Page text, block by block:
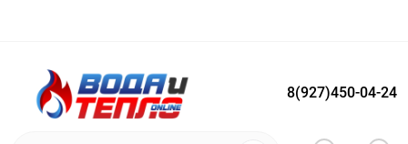
Вход Регистрация
8(927)450-04-24